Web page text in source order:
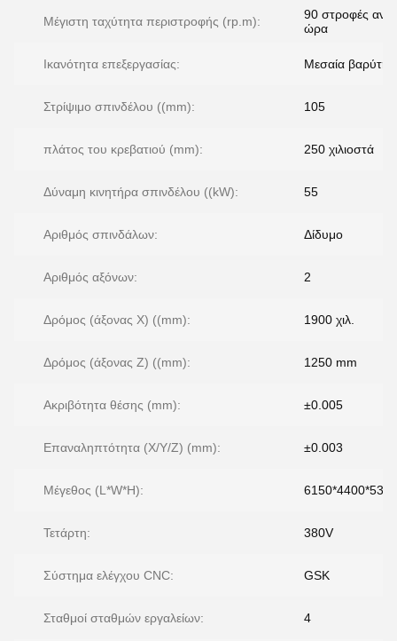
Μέγιστη ταχύτητα περιστροφής (rp.m):
90 στροφές ανά
ώρα
Ικανότητα επεξεργασίας: Μεσαία
Στρίψιμο σπινδέλου ((mm): 105
πλάτος του κρεβατιού (mm): 250 χιλιοστά
Δύναμη κινητήρα σπινδέλου ((kW): 55
Αριθμός σπινδάλων: Δίδυμο
Αριθμός αξόνων: 2
Δρόμος (άξονας Χ) ((mm): 1900 χιλ.
Δρόμος (άξονας Z) ((mm): 1250 mm
Ακριβότητα θέσης (mm): ±0.005
Επαναληπτότητα (X/Y/Z) (mm): ±0.003
Μέγεθος (L*W*H):
Τετάρτη: 380V
Σύστημα ελέγχου CNC: GSK
Σταθμοί σταθμών εργαλείων: 4